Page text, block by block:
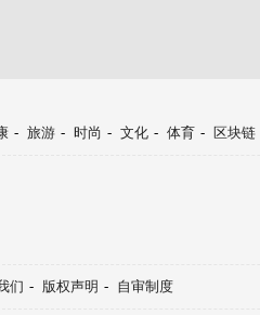
- 旅游 - 时尚 - 文化 - 体育 - 区块链
们 - 版权声明 - 自审制度